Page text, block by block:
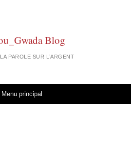
Blog
PAROLE SUR L’ARGENT
Menu principal